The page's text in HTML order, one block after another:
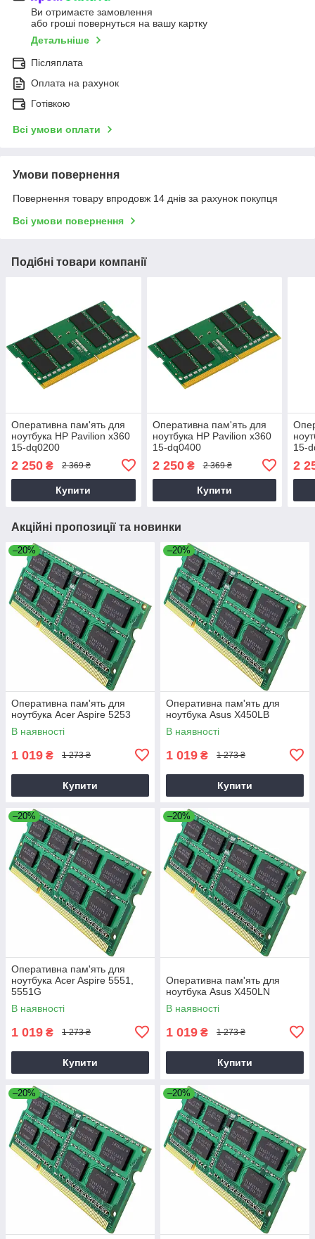
Ви отримаєте замовлення
або гроші повернуться на вашу картку
Детальніше
Післяплата
Оплата на рахунок
Готівкою
Всі умови оплати
Умови повернення
Повернення товару впродовж 14 днів за рахунок покупця
Всі умови повернення
Подібні товари компанії
Оперативна пам'ять для
ноутбука HP Pavilion x360
15-dq0200
2 250 ₴ 2 369 ₴
Купити
Оперативна пам'ять для
ноутбука HP Pavilion x360
15-dq0400
2 250₴ 2 369 ₴
Купити
15-
2
Акційні пропозиції та новинки
–20%
Оперативна пам'ять для
ноутбука Acer Aspire 5253
В наявності
1 019 ₴ 1 273 ₴
Купити
–20%
Оперативна пам'ять для
ноутбука Asus X450LB
В наявності
1 019 ₴ 1 273 ₴
Купити
–20%
Оперативна пам'ять для
ноутбука Acer Aspire 5551,
5551G
В наявності
1 019 ₴ 1 273 ₴
Купити
–20%
Оперативна пам'ять для
ноутбука Asus X450LN
В наявності
1 019 ₴ 1 273 ₴
Купити
–20% –20%